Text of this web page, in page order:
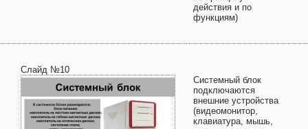
действия и по
функциям)
Слайд №10
Системный блок
подключаются
внешние устройства
(видеомонитор,
клавиатура, мышь,